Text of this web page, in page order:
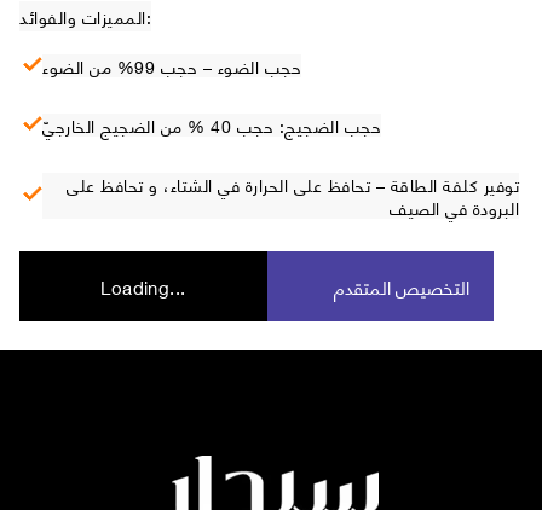
المميزات والفوائد:
حجب الضوء – حجب 99% من الضوء
حجب الضجيج: حجب 40 % من الضجيج الخارجيّ
توفير كلفة الطاقة – تحافظ على الحرارة في الشتاء، و تحافظ على
البرودة في الصيف
Loading... التخصيص المتقدم